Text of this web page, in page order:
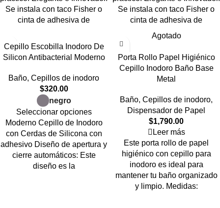
Se instala con taco Fisher o
cinta de adhesiva de
Se instala con taco Fisher o
cinta de adhesiva de
Cepillo Escobilla Inodoro De
Silicon Antibacterial Moderno
Baño, Cepillos de inodoro
$320.00
negro
Seleccionar opciones
Moderno Cepillo de Inodoro
con Cerdas de Silicona con
adhesivo Diseño de apertura y
cierre automáticos: Este
diseño es la
Agotado
Porta Rollo Papel Higiénico
Cepillo Inodoro Baño Base
Metal
Baño, Cepillos de inodoro,
Dispensador de Papel
$1,790.00
Leer más
Este porta rollo de papel
higiénico con cepillo para
inodoro es ideal para
mantener tu baño organizado
y limpio. Medidas: